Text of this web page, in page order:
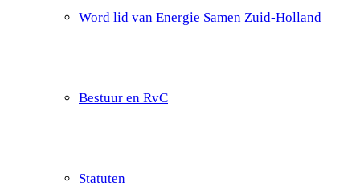
Word lid van Energie Samen Zuid-Holland
Bestuur en RvC
Statuten